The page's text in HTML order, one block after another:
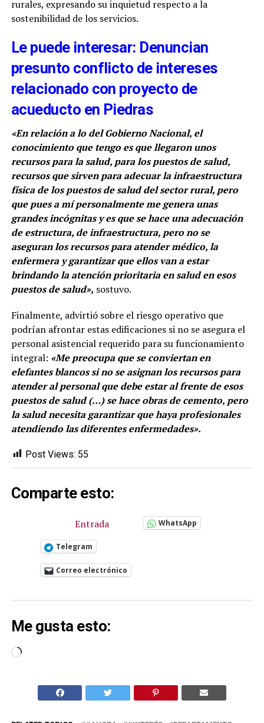
rurales, expresando su inquietud respecto a la
sostenibilidad de los servicios.
Le puede interesar: Denuncian
presunto conflicto de intereses
relacionado con proyecto de
acueducto en Piedras
«En relación a lo del Gobierno Nacional, el
conocimiento que tengo es que llegaron unos
recursos para la salud, para los puestos de salud,
recursos que sirven para adecuar la infraestructura
física de los puestos de salud del sector rural, pero
que pues a mí personalmente me genera unas
grandes incógnitas y es que se hace una adecuación
de estructura, de infraestructura, pero no se
aseguran los recursos para atender médico, la
enfermera y garantizar que ellos van a estar
brindando la atención prioritaria en salud en esos
puestos de salud», sostuvo.
Finalmente, advirtió sobre el riesgo operativo que
podrían afrontar estas edificaciones si no se asegura el
personal asistencial requerido para su funcionamiento
integral: «Me preocupa que se conviertan en
elefantes blancos si no se asignan los recursos para
atender al personal que debe estar al frente de esos
puestos de salud (…) se hace obras de cemento, pero
la salud necesita garantizar que haya profesionales
atendiendo las diferentes enfermedades».
Post Views: 55
Comparte esto:
Entrada WhatsApp
Telegram
Correo electrónico
Me gusta esto:
Cargando...